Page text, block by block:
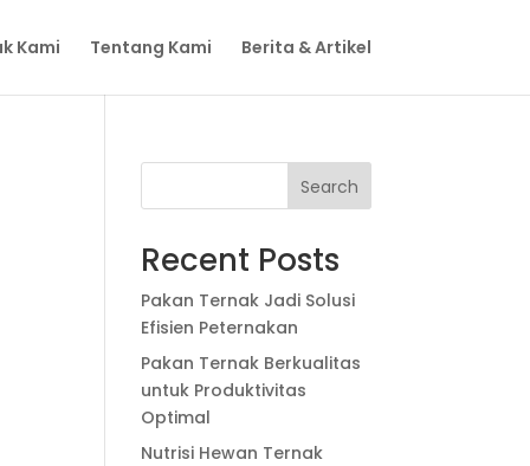
Kami Tentang Kami Berita & Artikel
Search
Recent Posts
Pakan Ternak Jadi Solusi
Efisien Peternakan
Pakan Ternak Berkualitas
untuk Produktivitas
Optimal
Nutrisi Hewan Ternak